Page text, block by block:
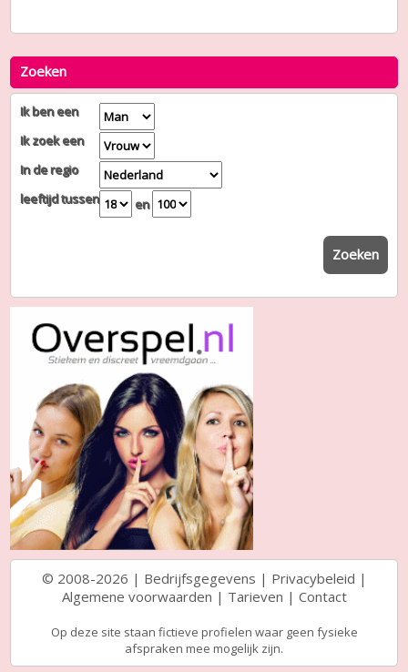
Zoeken
Ik ben een
Ik zoek een
In de regio
leeftijd tussen
en
Zoeken
© 2008-2026 | Bedrijfsgegevens | Privacybeleid |
Algemene voorwaarden | Tarieven | Contact
Op deze site staan fictieve profielen waar geen fysieke
afspraken mee mogelijk zijn.